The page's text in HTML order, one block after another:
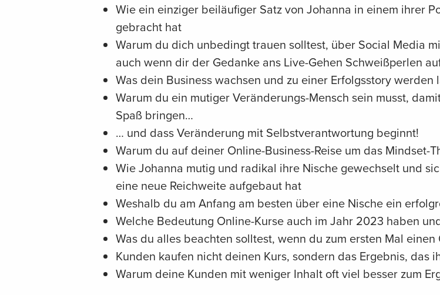
Wie ein einziger beiläufiger Satz von Johanna in einem ihrer
gebracht hat
Warum du dich unbedingt trauen solltest, über Social Media
auch wenn dir der Gedanke ans Live-Gehen Schweißperlen
Was dein Business wachsen und zu einer Erfolgsstory werden
Warum du ein mutiger Veränderungs-Mensch sein musst,
Spaß bringen…
… und dass Veränderung mit Selbstverantwortung beginnt!
Warum du auf deiner Online-Business-Reise um das Mindset-
Wie Johanna mutig und radikal ihre Nische gewechselt und
eine neue Reichweite aufgebaut hat
Weshalb du am Anfang am besten über eine Nische ein
Welche Bedeutung Online-Kurse auch im Jahr 2023 haben
Was du alles beachten solltest, wenn du zum ersten Mal
Kunden kaufen nicht deinen Kurs, sondern das Ergebnis, das
Warum deine Kunden mit weniger Inhalt oft viel besser zum